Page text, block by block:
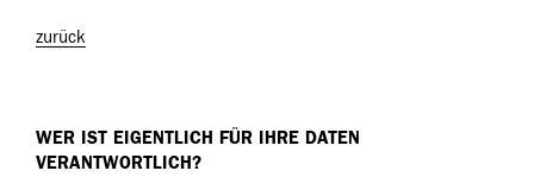
zurück
WER IST EIGENTLICH FÜR IHRE DATEN
VERANTWORTLICH?